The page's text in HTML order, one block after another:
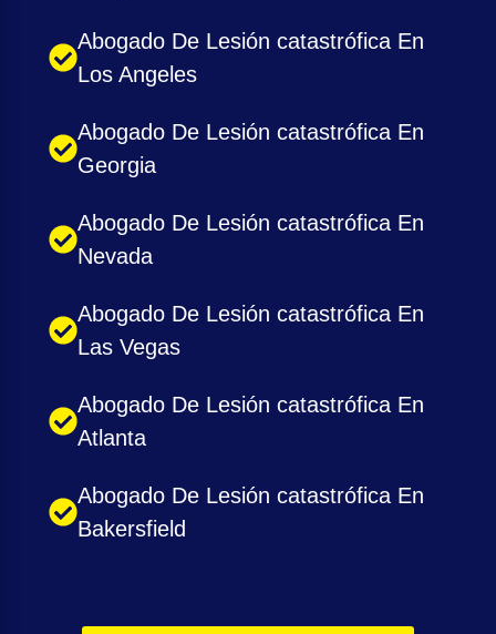
Abogado De Lesión catastrófica En
Los Angeles
Abogado De Lesión catastrófica En
Georgia
Abogado De Lesión catastrófica En
Nevada
Abogado De Lesión catastrófica En
Las Vegas
Abogado De Lesión catastrófica En
Atlanta
Abogado De Lesión catastrófica En
Bakersfield